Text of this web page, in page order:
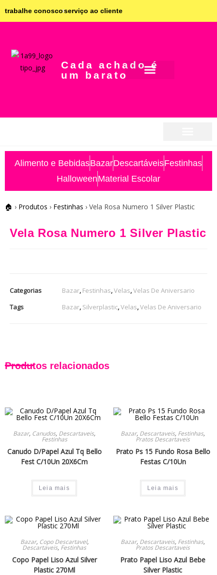
trabalhe conoscoserviço ao cliente
Cada achado é
um barato
Alimento e BebidasBazarDescartáveisFestinhas
HalloweenMaterial Escolar
🏠 › Produtos › Festinhas › Vela Rosa Numero 1 Silver Plastic
Vela Rosa Numero 1 Silver Plastic
Categorias Bazar, Festinhas,Velas,Velas De Aniversario
Tags
Bazar, Silverplastic,Velas,Velas De Aniversario
Produtos relacionados
Bazar, Canudos, Descartaveis,
Festinhas
Canudo D/Papel Azul Tq Bello
Fest C/10Un 20X6Cm
Leia mais
Bazar, Descartaveis, Festinhas,
Pratos Descartaveis
Prato Ps 15 Fundo Rosa Bello
Festas C/10Un
Leia mais
Bazar, Copo Descartavel,
Descartaveis, Festinhas
Copo Papel Liso Azul Silver
Plastic 270Ml
Bazar, Descartaveis, Festinhas,
Pratos Descartaveis
Prato Papel Liso Azul Bebe
Silver Plastic